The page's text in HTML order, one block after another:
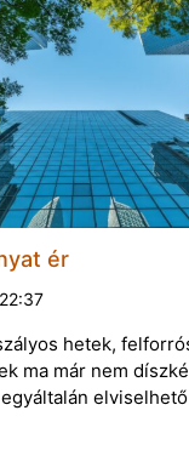
ér
hetek,
ma már nem